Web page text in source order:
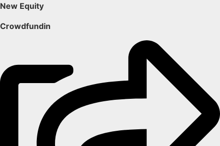
New Equity
Crowdfundin